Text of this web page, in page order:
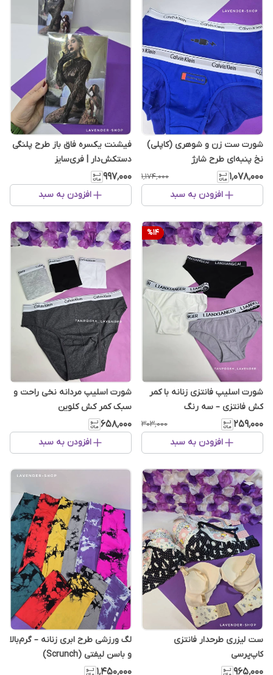
شورت ست زن و شوهری (کاپلی)
نخ پنبه‌ای طرح شارژ
۱٬۰۷۸٬۰۰۰ ۱٬۱۷۴٬۰۰۰
افزودن به سبد
فیشنت یکسره فاق باز طرح پلنگی
دستکش‌دار | فری‌سایز
۹۹۷٬۰۰۰
افزودن به سبد
%14
شورت اسلیپ فانتزی زنانه با کمر
کش فانتزی – سه رنگ
۲۵۹٬۰۰۰ ۳۰۳٬۰۰۰
افزودن به سبد
شورت اسلیپ مردانه نخی راحت و
سبک کمر کش کلوین
۶۵۸٬۰۰۰
افزودن به سبد
ست لیزری طرحدار فانتزی
کاپ‌پرسی
۹۶۵٬۰۰۰
لگ ورزشی طرح ابری زنانه – گرم‌بالا
و باسن لیفتی (Scrunch)
۱٬۴۵۰٬۰۰۰